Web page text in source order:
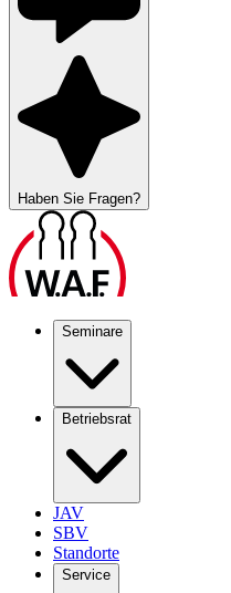
Haben Sie Fragen?
Seminare
Betriebsrat
JAV
SBV
Standorte
Service